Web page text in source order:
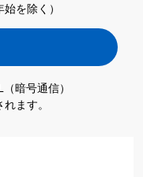
を除く）
暗号通信）
ます。